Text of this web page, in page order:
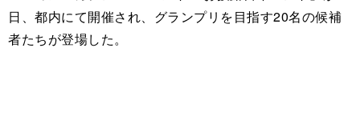
日、都内にて開催され、グランプリを目指す20名の候補
者たちが登場した。